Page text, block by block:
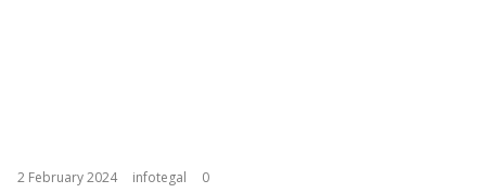
2 February 2024 infotegal 0